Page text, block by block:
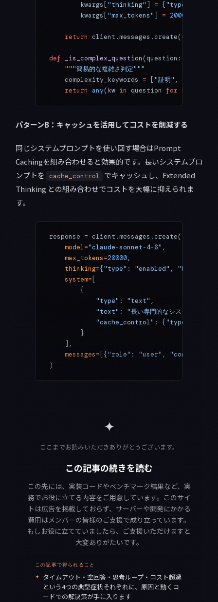
        kwargs[
"thinking" ] = {"type"
        kwargs[
"max_tokens" ] = 20000
    return
client.messages.create(**
def _is_complex_question(question:
    """簡易的な複雑さ判定"""
    complexity_keywords
= [ "証明" ,
    return
any(kw in question for kw
パターンB：キャッシュを活用してコストを削減する
同じシステムプロンプトを使い回す場合はPrompt
Cachingを組み合わせると効果的です。長いシステムプロ
ンプトを
cache_control
でキャッシュし、Extended
Thinking との組み合わせでコストを大幅に抑えられま
す。
response = client.messages.create(
    model
="claude-sonnet-4-6" ,
    max_tokens
=20000,
    thinking
={"type" : "enabled" ,
    system
= [
        {
            "type"
: "text" ,
            "text"
: "長い専門的なシステムプロ
            "cache_control"
: { "type"
        }
    ],
    messages
= [{ "role" : "user" , "content"
)
✦
ここまでお読みいただきありがとうございます。
この記事の続きを読む
この先には、実装コードやベンチマーク結果など、実
務でお役に立てる内容をご用意しています。このサイ
トは広告を掲載しておらず、サーバーや開発にかかる
費用はメンバーの皆様のご支援で成り立っています。
もしお役に立てていましたら、ご支援いただけますと
大変ありがたいです。
この記事で得られること
✦ タイムアウト・空回答・思考ループ・コスト超過
という4つの典型症状それぞれに、原因と動くコ
ードでの解決策が手に入ります